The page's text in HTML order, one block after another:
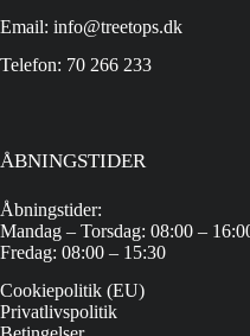
Email: info@treetops.dk
Telefon: 70 266 233
ÅBNINGSTIDER
Åbningstider:
Mandag – Torsdag: 08:00 –
Fredag: 08:00 – 15:30
Cookiepolitik (EU)
Privatlivspolitik